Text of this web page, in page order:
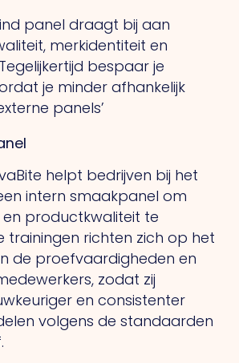
panel draagt bij aan
merkidentiteit en
bespaar je
je minder afhankelijk
panels’
helpt bedrijven bij het
intern smaakpanel om
productkwaliteit te
trainingen richten zich op het
de proefvaardigheden en
zodat zij
en consistenter
volgens de standaarden